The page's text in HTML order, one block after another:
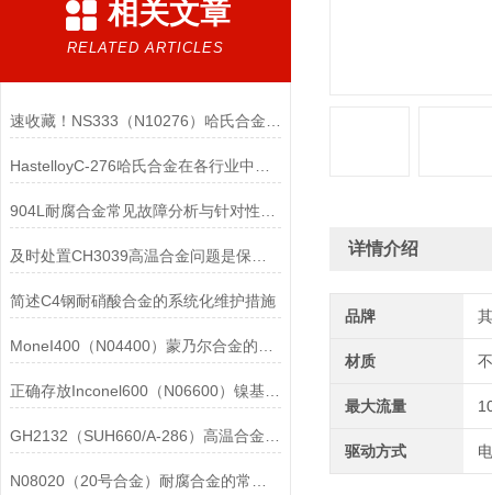
相关文章
RELATED ARTICLES
简述C4钢耐硝酸合金的系统化维护措施
正确存放Inconel600（N06600）镍基合金的重要性介绍
详情介绍
品牌
材质
最大流量
驱动方式